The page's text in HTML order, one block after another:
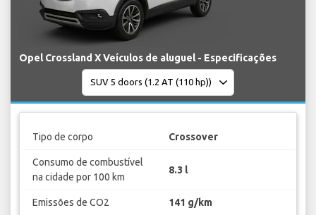
Opel Crossland X Veículos de aluguel - Especificações
Tipo de corpo Crossover
Consumo de combustível
na cidade por 100 km
8.3 l
Emissões de CO2 141 g/km